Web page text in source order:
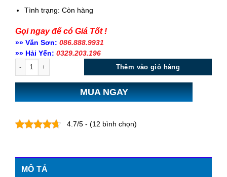
Tình trạng: Còn hàng
Gọi ngay để có Giá Tốt !
»» Văn Sơn: 086.888.9931
»» Hải Yến: 0329.203.196
Thêm vào giỏ hàng
MUA NGAY
4.7/5 - (12 bình chọn)
MÔ TẢ